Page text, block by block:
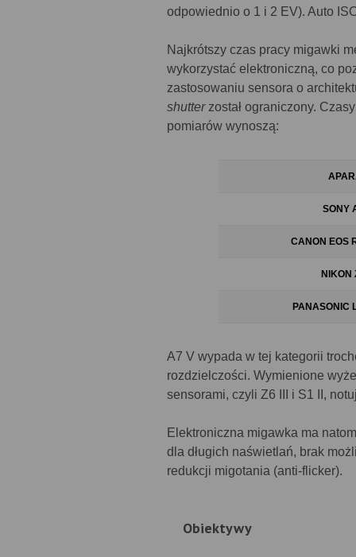
odpowiednio o 1 i 2 EV). Auto
Najkrótszy czas pracy migawki
wykorzystać elektroniczną, co
zastosowaniu sensora o
shutterzostał ograniczony.
pomiarów wynoszą:
SONY
CANON EOS
NIKON
PANASONIC
A7 V wypada w tej kategorii
rozdzielczości. Wymienione
sensorami, czyli Z6 III i S1 II,
Elektroniczna migawka ma
dla długich naświetlań, brak
redukcji migotania (anti-flicker).
Obiektywy